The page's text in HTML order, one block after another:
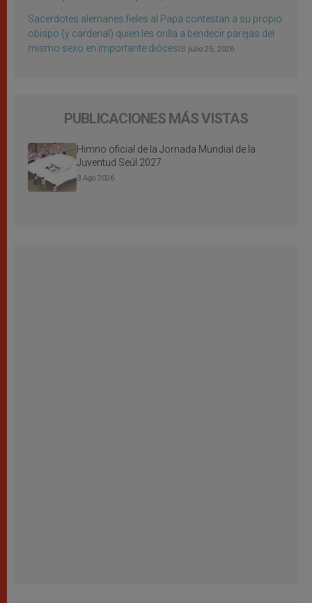
Sacerdotes alemanes fieles al Papa contestan a su propio
obispo (y cardenal) quien les orilla a bendecir parejas del
mismo sexo en importante diócesis julio 25, 2026
PUBLICACIONES MÁS VISTAS
Himno oficial de la Jornada Mundial de la
Juventud Seúl 2027
3 Ago 2026